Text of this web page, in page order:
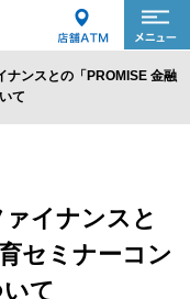
ナンスとの「PROMISE 金融
て
イナンスと
セミナーコン
て